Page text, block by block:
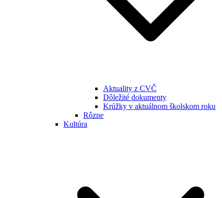
Aktuality z CVČ
Dôležité dokumenty
Krúžky v aktuálnom školskom roku
Rôzne
Kultúra